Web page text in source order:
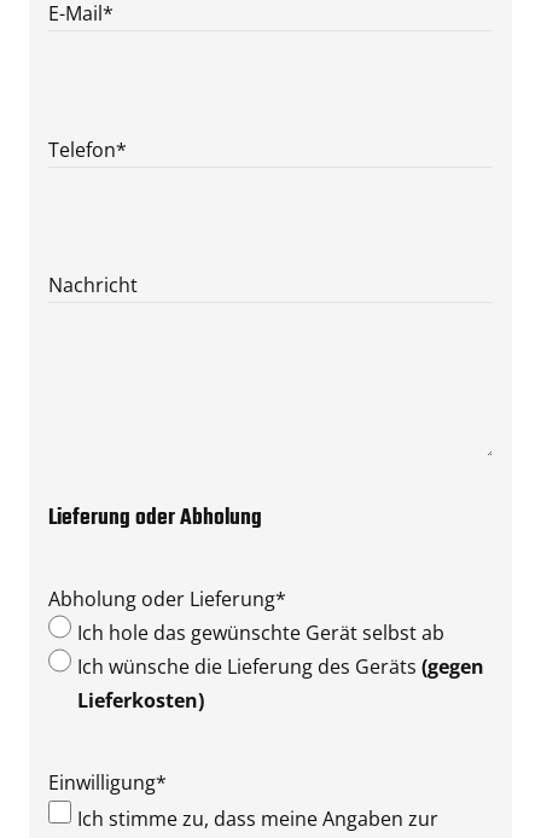
E-Mail*
Telefon*
Nachricht
Lieferung oder Abholung
Abholung oder Lieferung*
Ich hole das gewünschte Gerät selbst ab
Ich wünsche die Lieferung des Geräts (gegen
Lieferkosten)
Einwilligung*
Ich stimme zu, dass meine Angaben zur